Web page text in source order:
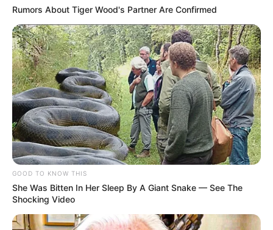
-ad9
O jornalismo do JASB.com.br precisa de você para continuar
marcando ponto na vida dos ACS e ACE.Compartilhe as nossas
notícias em suas redes sociais!
Rumors About Tiger Wood's Partner Are Confirmed
GOOD TO KNOW THIS
She Was Bitten In Her Sleep By A Giant Snake — See The
Shocking Video